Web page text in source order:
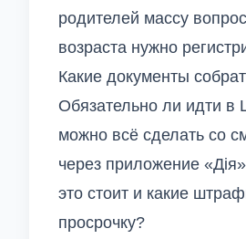
родителей массу
возраста нужно
Какие документы
Обязательно ли идти
можно всё сделать со
через приложение
это стоит и какие
просрочку?